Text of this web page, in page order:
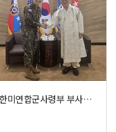
한미연합군사령부 부사령관 초청 방문